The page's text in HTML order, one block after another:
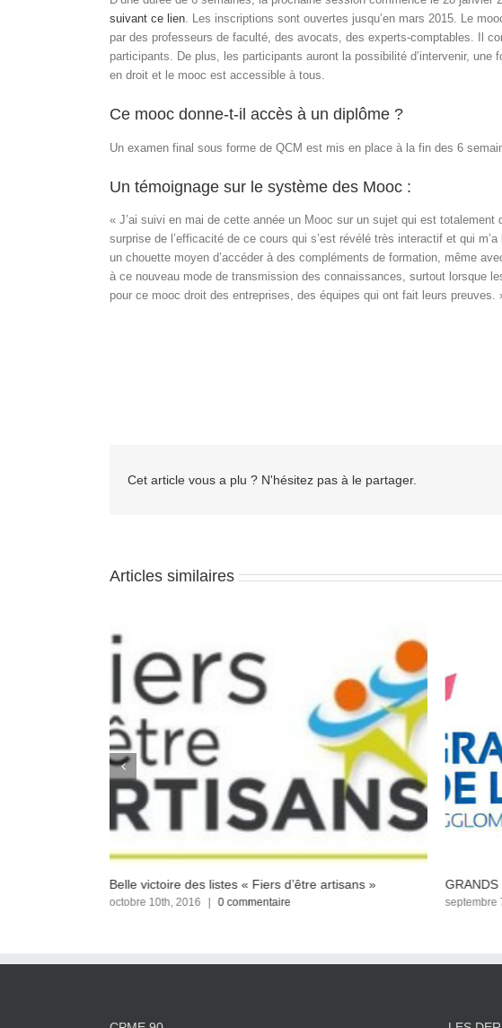
suivant ce lien. Les inscriptions sont ouvertes jusqu’en mars 2015. Le
par des professeurs de faculté, des avocats, des experts-comptables. Il
participants. De plus, les participants auront la possibilité d’intervenir,
en droit et le mooc est accessible à tous.
Ce mooc donne-t-il accès à un diplôme ?
Un examen final sous forme de QCM est mis en place à la fin des 6
Un témoignage sur le système des Mooc :
« J’ai suivi en mai de cette année un Mooc sur un sujet qui est totalement
surprise de l’efficacité de ce cours qui s’est révélé très interactif et qui
un chouette moyen d’accéder à des compléments de formation, même
à ce nouveau mode de transmission des connaissances, surtout lorsque
pour ce mooc droit des entreprises, des équipes qui ont fait leurs
Cet article vous a plu ? N'hésitez pas à le partager.
Articles similaires
Belle victoire des listes « Fiers d’être artisans »
octobre 10th, 2016 0 commentaire
GRANDS
septembre